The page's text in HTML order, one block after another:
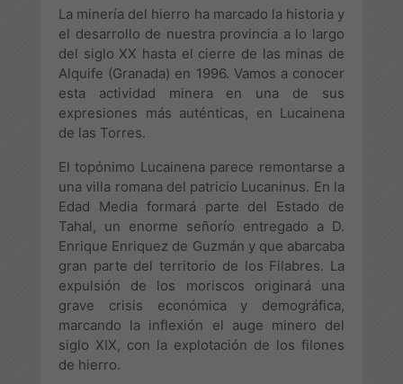
La minería del hierro ha marcado la historia y
el desarrollo de nuestra provincia a lo largo
del siglo XX hasta el cierre de las minas de
Alquife (Granada) en 1996. Vamos a conocer
esta actividad minera en una de sus
expresiones más auténticas, en Lucainena
de las Torres.
El topónimo Lucainena parece remontarse a
una villa romana del patricio Lucaninus. En la
Edad Media formará parte del Estado de
Tahal, un enorme señorío entregado a D.
Enrique Enriquez de Guzmán y que abarcaba
gran parte del territorio de los Filabres. La
expulsión de los moriscos originará una
grave crisis económica y demográfica,
marcando la inflexión el auge minero del
siglo XIX, con la explotación de los filones
de hierro.